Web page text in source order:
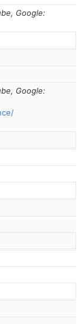
Google
Google